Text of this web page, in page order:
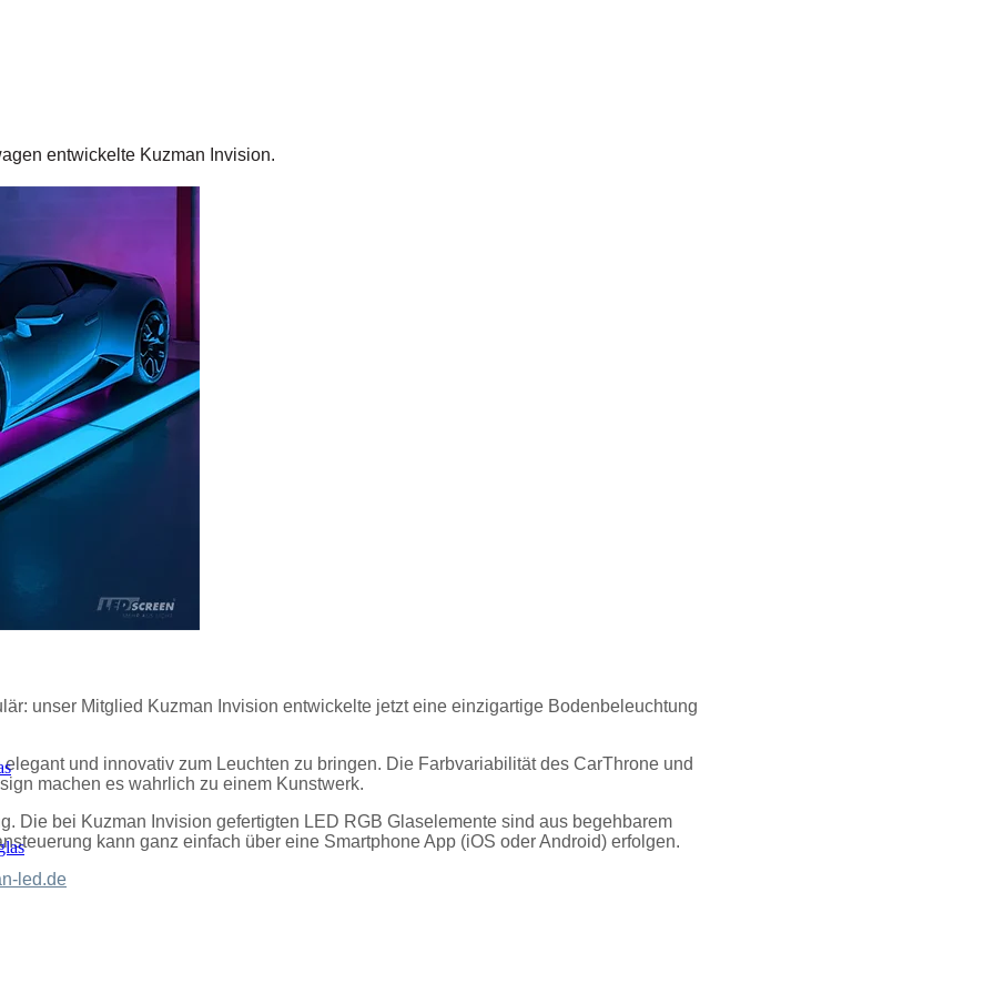
entwickelte Kuzman Invision.
unser Mitglied Kuzman Invision entwickelte jetzt eine einzigartige Bodenbeleuchtung
und innovativ zum Leuchten zu bringen. Die Farbvariabilität des CarThrone und
machen es wahrlich zu einem Kunstwerk.
Die bei Kuzman Invision gefertigten LED RGB Glaselemente sind aus begehbarem
kann ganz einfach über eine Smartphone App (iOS oder Android) erfolgen.
led.de